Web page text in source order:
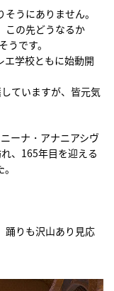
うにありません。
この先どうなるか
です。
エ学校ともに始動開
ていますが、皆元気
ーナ・アナニアシヴ
、165年目を迎える
踊りも沢山あり見応